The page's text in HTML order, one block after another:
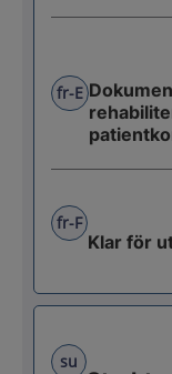
fr-E
fr-F
Klar för
su